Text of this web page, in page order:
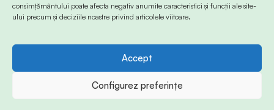
consimțământului poate afecta negativ anumite caracteristici și funcții ale site-
ului precum și deciziile noastre privind articolele viitoare.
Accept
Configurez preferințe
© 2024 Info-Sud-Est. All Rights Reserved.